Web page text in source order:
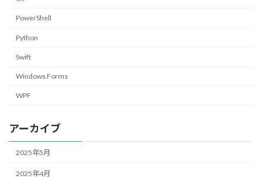
PowerShell
Python
Swift
Windows Forms
WPF
アーカイブ
2025年5月
2025年4月